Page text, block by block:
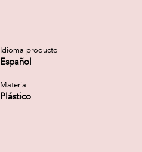
Idioma producto
Español
Material
Plástico